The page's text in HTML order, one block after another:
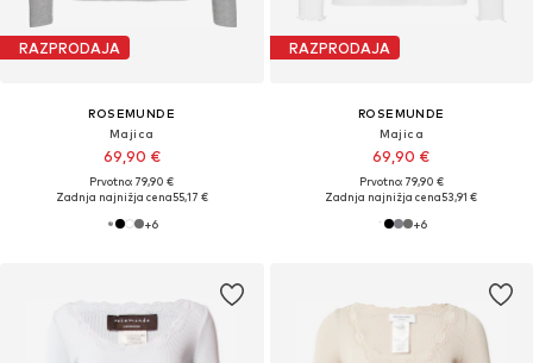
RAZPRODAJA
ROSEMUNDE
Majica
69,90 €
Prvotno: 79,90 €
Zadnja najnižja cena55,17 €
+6
RAZPRODAJA
ROSEMUNDE
Majica
69,90 €
Prvotno: 79,90 €
Zadnja najnižja cena53,91 €
+6